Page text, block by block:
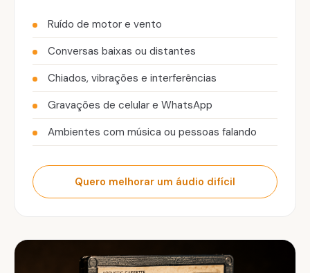
Ruído de motor e vento
Conversas baixas ou distantes
Chiados, vibrações e interferências
Gravações de celular e WhatsApp
Ambientes com música ou pessoas falando
Quero melhorar um áudio difícil